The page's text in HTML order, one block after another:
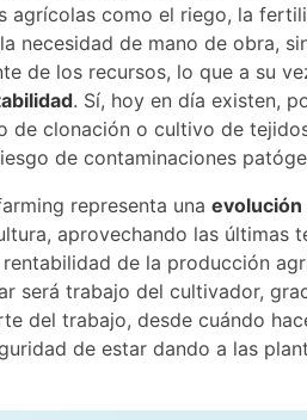
agrícolas como el riego, la
necesidad de mano de obra,
de los recursos, lo que a su
. Sí, hoy en día existen,
de clonación o cultivo de
de contaminaciones
representa una
aprovechando las últimas
de la producción
será trabajo del cultivador,
del trabajo, desde cuándo
de estar dando a las